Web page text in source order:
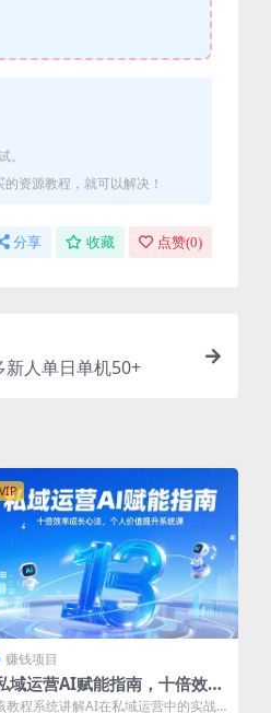
资源教程，就可以解决！
分享 收藏 点赞(0)
人单日单机50+
VIP
赚钱项目
域运营AI赋能指南，十倍效率
长心法，个人价值提升系统课
教程系统讲解AI在私域运营中的实战